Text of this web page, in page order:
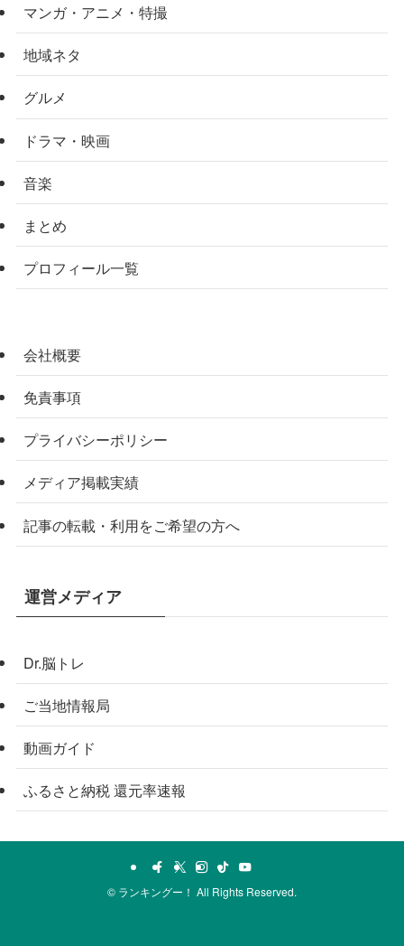
マンガ・アニメ・特撮
地域ネタ
グルメ
ドラマ・映画
音楽
まとめ
プロフィール一覧
会社概要
免責事項
プライバシーポリシー
メディア掲載実績
記事の転載・利用をご希望の方へ
運営メディア
Dr.脳トレ
ご当地情報局
動画ガイド
ふるさと納税 還元率速報
© ランキングー！ All Rights Reserved.